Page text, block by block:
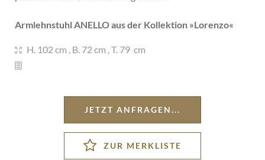
Armlehnstuhl ANELLO aus der Kollektion »Lorenzo«
H. 102 cm , B. 72 cm ,T. 79 cm
JETZT ANFRAGEN...